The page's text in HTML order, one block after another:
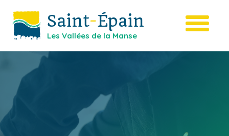
Saint-Épain
Les Vallées de la Manse